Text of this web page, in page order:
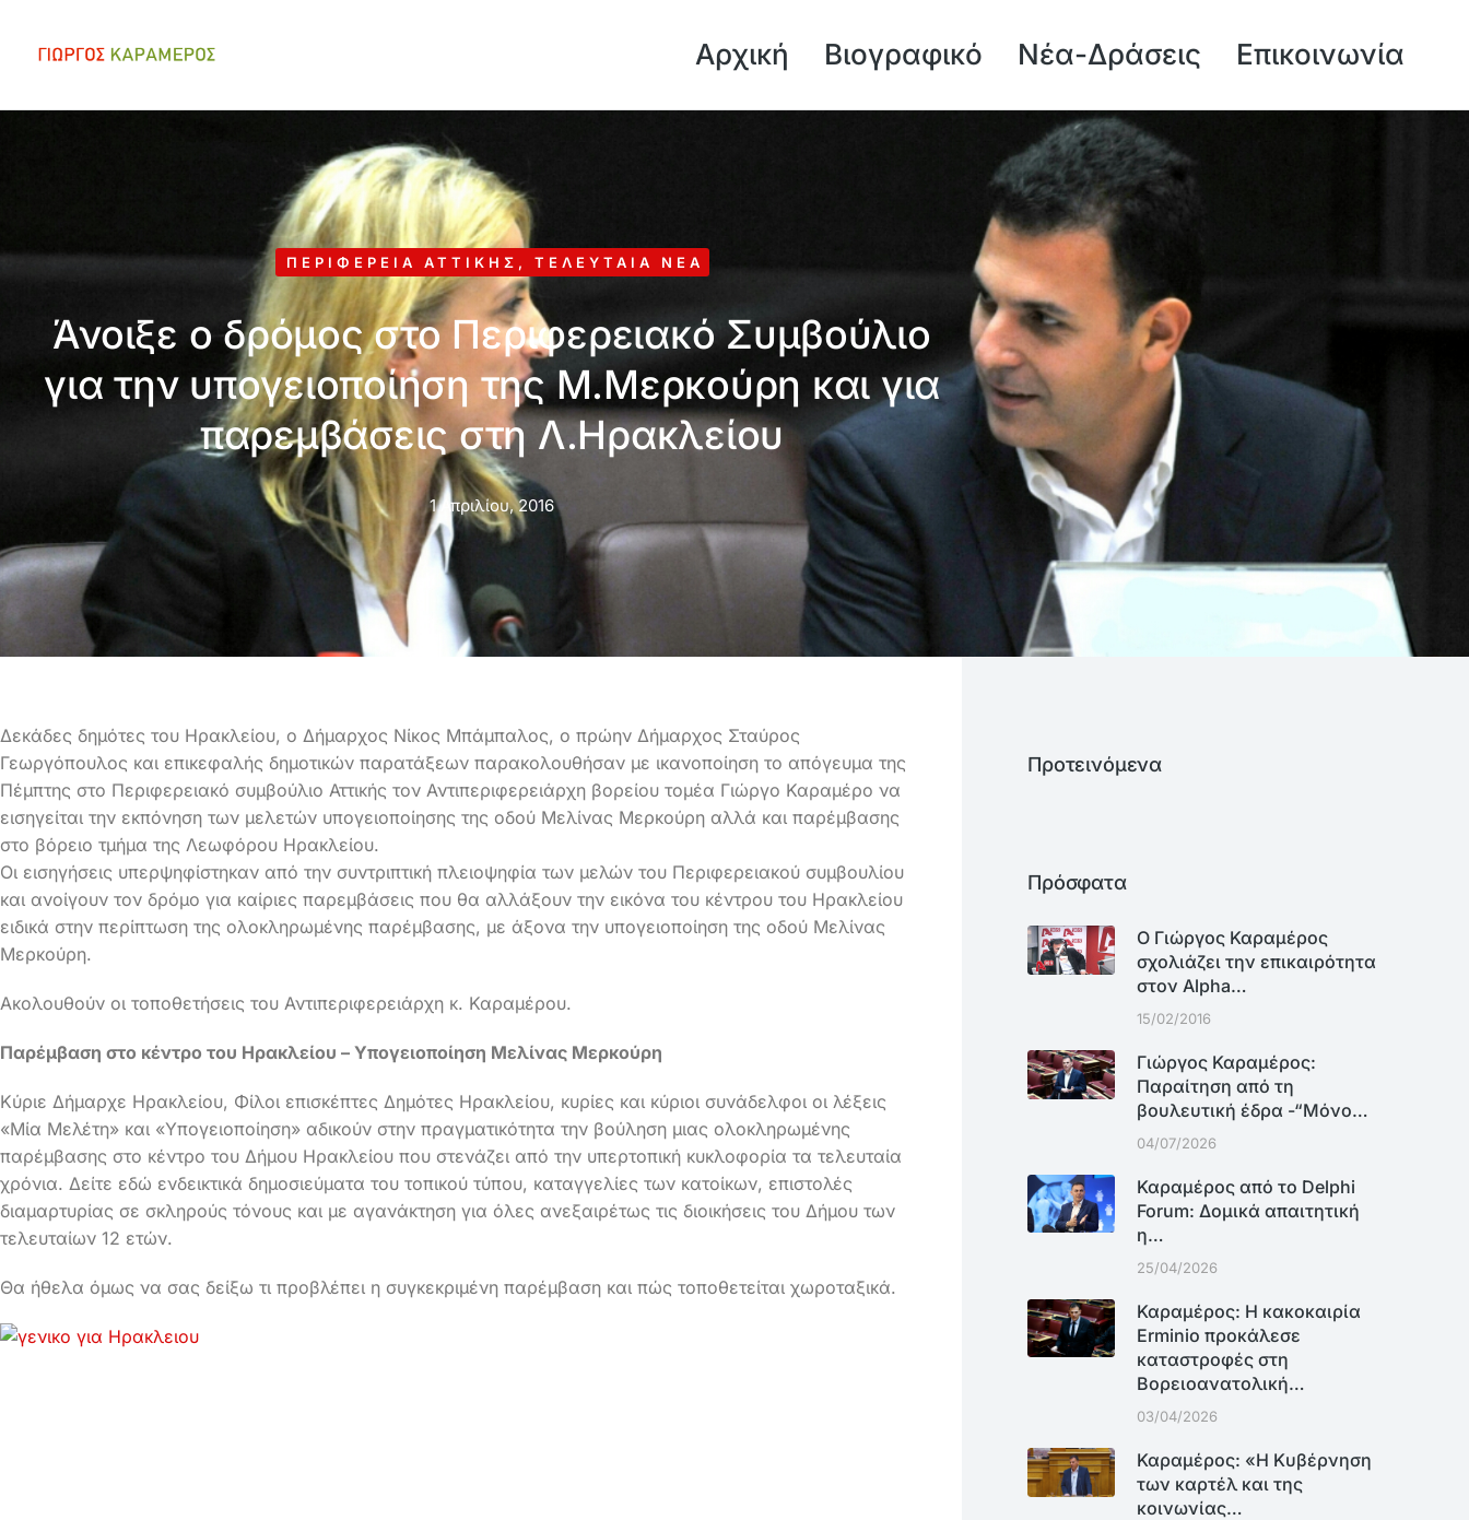
Αρχική Βιογραφικό Νέα-Δράσεις Επικοινωνία
ΠΕΡΙΦΈΡΕΙΑ ΑΤΤΙΚΉΣ , ΤΕΛΕΥΤΑΊΑ ΝΈΑ
Άνοιξε ο δρόμος στο Περιφερειακό Συμβούλιο
για την υπογειοποίηση της Μ.Μερκούρη και για
παρεμβάσεις στη Λ.Ηρακλείου
1 Απριλίου, 2016
Δεκάδες δημότες του Ηρακλείου, ο Δήμαρχος Νίκος Μπάμπαλος, ο πρώην Δήμαρχος Σταύρος
Γεωργόπουλος και επικεφαλής δημοτικών παρατάξεων παρακολουθήσαν με ικανοποίηση το απόγευμα της
Πέμπτης στο Περιφερειακό συμβούλιο Αττικής τον Αντιπεριφερειάρχη βορείου τομέα Γιώργο Καραμέρο να
εισηγείται την εκπόνηση των μελετών υπογειοποίησης της οδού Μελίνας Μερκούρη αλλά και παρέμβασης
στο βόρειο τμήμα της Λεωφόρου Ηρακλείου.
Οι εισηγήσεις υπερψηφίστηκαν από την συντριπτική πλειοψηφία των μελών του Περιφερειακού συμβουλίου
και ανοίγουν τον δρόμο για καίριες παρεμβάσεις που θα αλλάξουν την εικόνα του κέντρου του Ηρακλείου
ειδικά στην περίπτωση της ολοκληρωμένης παρέμβασης, με άξονα την υπογειοποίηση της οδού Μελίνας
Μερκούρη.
Ακολουθούν οι τοποθετήσεις του Αντιπεριφερειάρχη κ. Καραμέρου.
Παρέμβαση στο κέντρο του Ηρακλείου – Υπογειοποίηση Μελίνας Μερκούρη
Κύριε Δήμαρχε Ηρακλείου, Φίλοι επισκέπτες Δημότες Ηρακλείου, κυρίες και κύριοι συνάδελφοι οι λέξεις
«Μία Μελέτη» και «Υπογειοποίηση» αδικούν στην πραγματικότητα την βούληση μιας ολοκληρωμένης
παρέμβασης στο κέντρο του Δήμου Ηρακλείου που στενάζει από την υπερτοπική κυκλοφορία τα τελευταία
χρόνια. Δείτε εδώ ενδεικτικά δημοσιεύματα του τοπικού τύπου, καταγγελίες των κατοίκων, επιστολές
διαμαρτυρίας σε σκληρούς τόνους και με αγανάκτηση για όλες ανεξαιρέτως τις διοικήσεις του Δήμου των
τελευταίων 12 ετών.
Θα ήθελα όμως να σας δείξω τι προβλέπει η συγκεκριμένη παρέμβαση και πώς τοποθετείται χωροταξικά.
Προτεινόμενα
Πρόσφατα
Ο Γιώργος Καραμέρος
σχολιάζει την επικαιρότητα
στον Alpha…
15/02/2016
Γιώργος Καραμέρος:
Παραίτηση από τη
βουλευτική έδρα -“Μόνο…
04/07/2026
Καραμέρος από το Delphi
Forum: Δομικά απαιτητική
η…
25/04/2026
Καραμέρος: Η κακοκαιρία
Erminio προκάλεσε
καταστροφές στη
Βορειοανατολική…
03/04/2026
Καραμέρος: «Η Κυβέρνηση
των καρτέλ και της
κοινωνίας…